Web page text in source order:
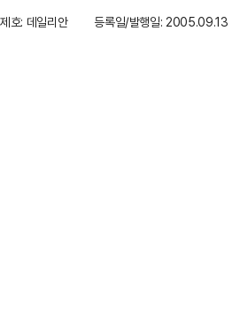
제호: 데일리안
등록일/발행일: 2005.09.13